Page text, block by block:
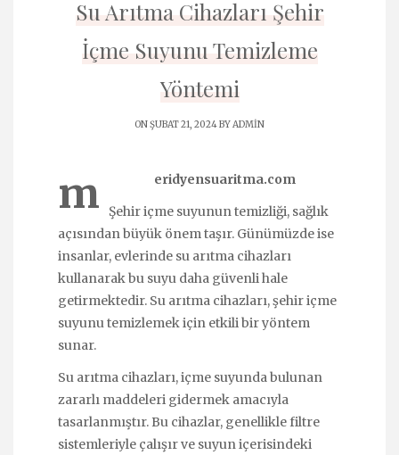
Su Arıtma Cihazları Şehir
İçme Suyunu Temizleme
Yöntemi
ON ŞUBAT 21, 2024 BYADMIN
m eridyensuaritma.com
Şehir içme suyunun temizliği, sağlık
açısından büyük önem taşır. Günümüzde ise
insanlar, evlerinde su arıtma cihazları
kullanarak bu suyu daha güvenli hale
getirmektedir. Su arıtma cihazları, şehir içme
suyunu temizlemek için etkili bir yöntem
sunar.
Su arıtma cihazları, içme suyunda bulunan
zararlı maddeleri gidermek amacıyla
tasarlanmıştır. Bu cihazlar, genellikle filtre
sistemleriyle çalışır ve suyun içerisindeki